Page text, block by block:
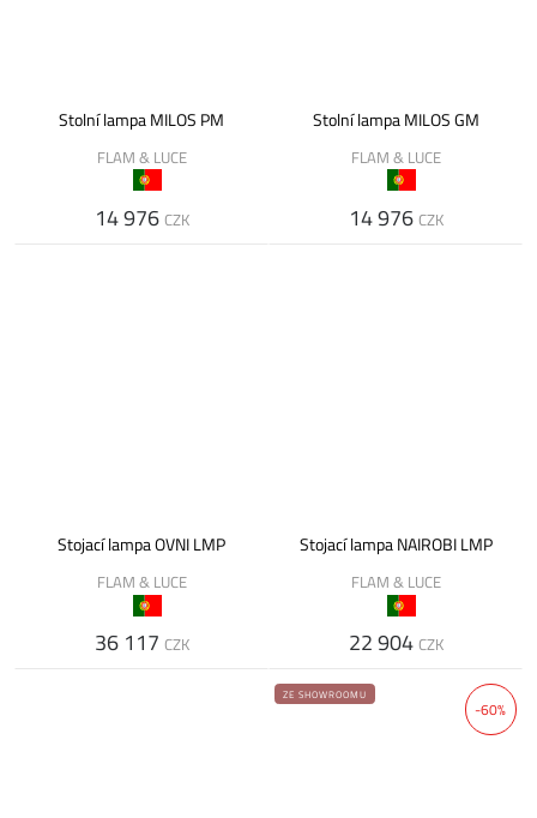
Stolní lampa MILOS PM
FLAM & LUCE
14 976 CZK
Stolní lampa MILOS GM
FLAM & LUCE
14 976 CZK
Stojací lampa OVNI LMP
FLAM & LUCE
36 117 CZK
Stojací lampa NAIROBI LMP
FLAM & LUCE
22 904 CZK
-60%
ZE SHOWROOMU